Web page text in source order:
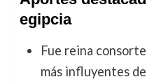
egipcia
Fue reina
más influyentes